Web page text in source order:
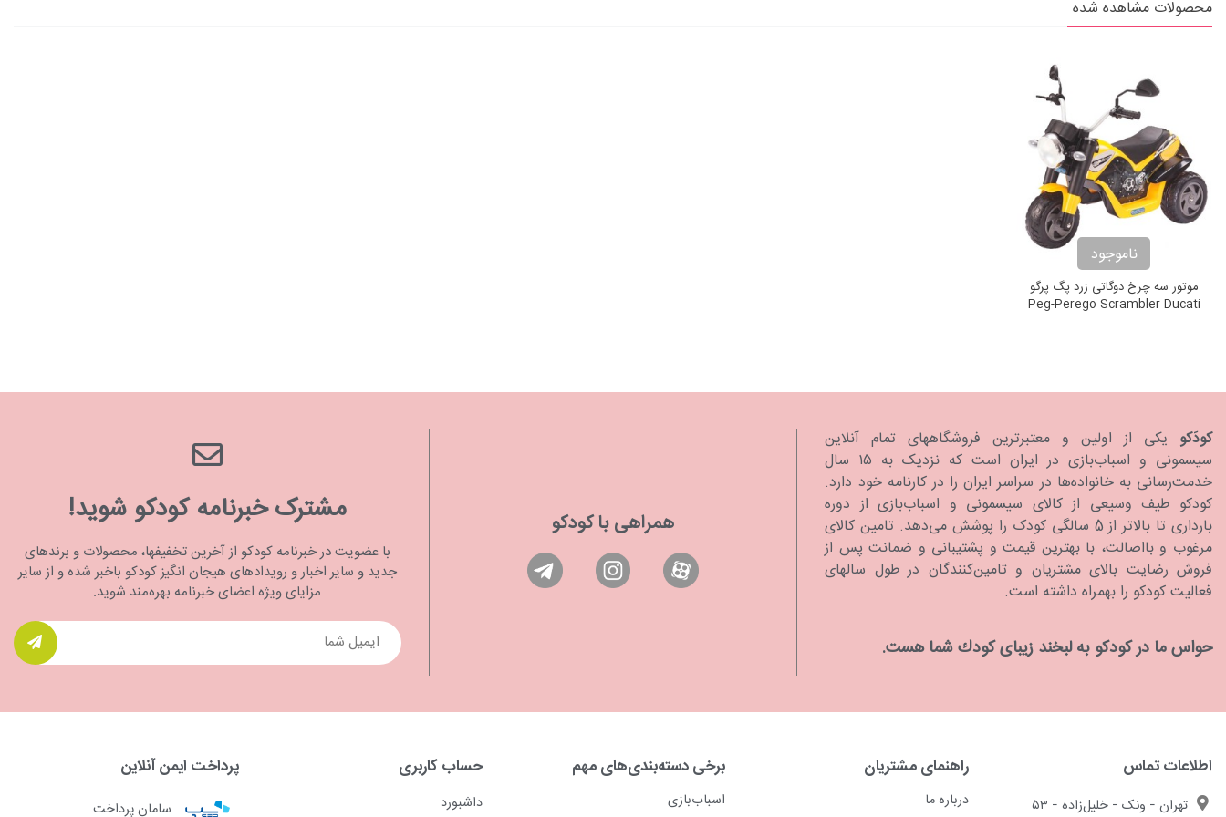
محصولات مشاهده شده
ناموجود
موتور سه چرخ دوگاتی زرد پگ پرگو
Peg-Perego Scrambler Ducati
کودَکو یکی از اولین و معتبرترین فروشگاههای تمام آنلاین
سیسمونی و اسباب‌بازی در ایران است که نزدیک به ۱۵ سال
خدمت‌رسانی به خانواده‌ها در سراسر ایران را در کارنامه خود دارد.
كودكو طیف وسیعی از کالای سیسمونی و اسباب‌بازی از دوره
بارداری تا بالاتر از 5 سالگی کودک را پوشش می‌دهد. تامین کالای
مرغوب و بااصالت، با بهترین قیمت و پشتیبانی و ضمانت پس از
فروش رضایت بالای مشتریان و تامین‌کنندگان در طول سالهای
فعالیت کودکو را بهمراه داشته است.
حواس ما در كودكو به لبخند زیبای كودك شما هست.
همراهی با کودکو مشترک خبرنامه کودکو شوید!
با عضویت در خبرنامه کودکو از آخرین تخفیفها، محصولات و برندهای
جدید و سایر اخبار و رویدادهای هیجان انگیز کودکو باخبر شده و از سایر
مزایای ویژه اعضای خبرنامه بهره‌مند شوید.
اطلاعات تماس
تهران - ونک - خلیل‌زاده - ۵۳
راهنمای مشتریان
درباره ما
برخی دسته‌بندی‌های مهم
اسباب‌بازی
حساب کاربری
داشبورد
پرداخت ایمن آنلاین
سامان پرداخت